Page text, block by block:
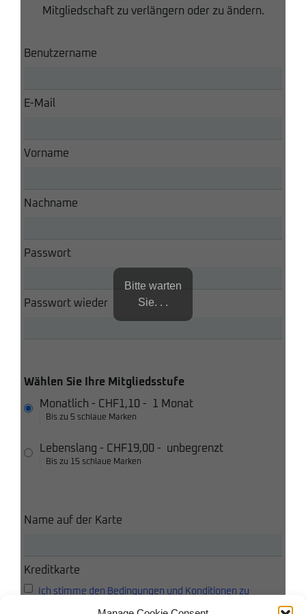
Mitgliedschaft zu verlängern oder zu ändern.
Benutzername
E-Mail
Vorname
Nachname
Passwort
Passwort wieder
Wählen Sie Ihre Mitgliedsstufe
Monatlich - CHF1,10 - 1 Monat
Bis zu 5 schlaue Marken
Lebenslang - CHF19,00 - unbegrenzt
Bis zu 15 schlaue Marken
Name auf der Karte
Kreditkarte
Ich stimme den Bedingungen und Konditionen zu
Bitte warten
Sie. . .